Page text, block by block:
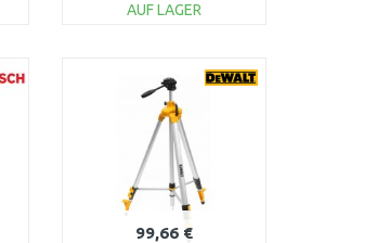
AUF LAGER
Vergleichen
99,66 €